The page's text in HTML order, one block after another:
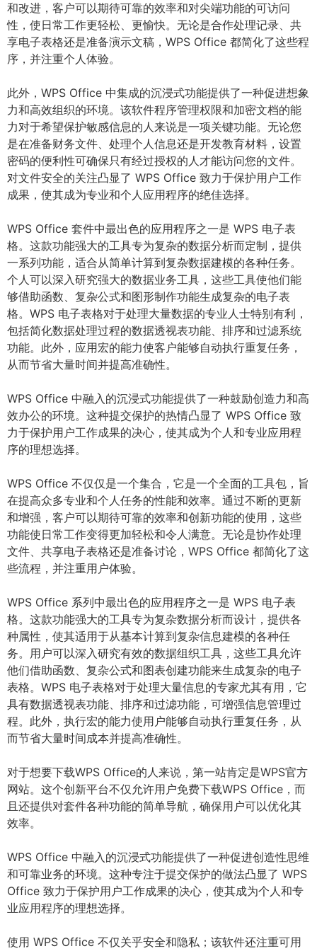
和改进，客户可以期待可靠的效率和对尖端功能的可访问
性，使日常工作更轻松、更愉快。无论是合作处理记录、共
享电子表格还是准备演示文稿，WPS Office 都简化了这些程
序，并注重个人体验。
此外，WPS Office 中集成的沉浸式功能提供了一种促进想象
力和高效组织的环境。该软件程序管理权限和加密文档的能
力对于希望保护敏感信息的人来说是一项关键功能。无论您
是在准备财务文件、处理个人信息还是开发教育材料，设置
密码的便利性可确保只有经过授权的人才能访问您的文件。
对文件安全的关注凸显了 WPS Office 致力于保护用户工作
成果，使其成为专业和个人应用程序的绝佳选择。
WPS Office 套件中最出色的应用程序之一是 WPS 电子表
格。这款功能强大的工具专为复杂的数据分析而定制，提供
一系列功能，适合从简单计算到复杂数据建模的各种任务。
个人可以深入研究强大的数据业务工具，这些工具使他们能
够借助函数、复杂公式和图形制作功能生成复杂的电子表
格。WPS 电子表格对于处理大量数据的专业人士特别有利，
包括简化数据处理过程的数据透视表功能、排序和过滤系统
功能。此外，应用宏的能力使客户能够自动执行重复任务，
从而节省大量时间并提高准确性。
WPS Office 中融入的沉浸式功能提供了一种鼓励创造力和高
效办公的环境。这种提交保护的热情凸显了 WPS Office 致
力于保护用户工作成果的决心，使其成为个人和专业应用程
序的理想选择。
WPS Office 不仅仅是一个集合，它是一个全面的工具包，旨
在提高众多专业和个人任务的性能和效率。通过不断的更新
和增强，客户可以期待可靠的效率和创新功能的使用，这些
功能使日常工作变得更加轻松和令人满意。无论是协作处理
文件、共享电子表格还是准备讨论，WPS Office 都简化了这
些流程，并注重用户体验。
WPS Office 系列中最出色的应用程序之一是 WPS 电子表
格。这款功能强大的工具专为复杂数据分析而设计，提供各
种属性，使其适用于从基本计算到复杂信息建模的各种任
务。用户可以深入研究有效的数据组织工具，这些工具允许
他们借助函数、复杂公式和图表创建功能来生成复杂的电子
表格。WPS 电子表格对于处理大量信息的专家尤其有用，它
具有数据透视表功能、排序和过滤功能，可增强信息管理过
程。此外，执行宏的能力使用户能够自动执行重复任务，从
而节省大量时间成本并提高准确性。
对于想要下载WPS Office的人来说，第一站肯定是WPS官方
网站。这个创新平台不仅允许用户免费下载WPS Office，而
且还提供对套件各种功能的简单导航，确保用户可以优化其
效率。
WPS Office 中融入的沉浸式功能提供了一种促进创造性思维
和可靠业务的环境。这种专注于提交保护的做法凸显了 WPS
Office 致力于保护用户工作成果的决心，使其成为个人和专
业应用程序的理想选择。
使用 WPS Office 不仅关乎安全和隐私；该软件还注重可用